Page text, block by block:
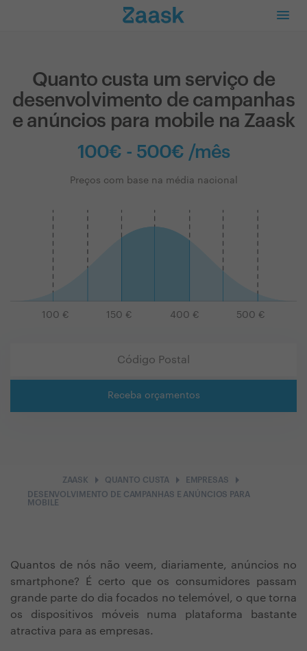
Quanto custa um serviço de
desenvolvimento de campanhas
e anúncios para mobile na Zaask
100€ - 500€ /mês
Preços com base na média nacional
100 € 150 € 400 € 500 €
Receba orçamentos
ZAASK arrow_right QUANTO CUSTA arrow_right EMPRESAS arrow_right
DESENVOLVIMENTO DE CAMPANHAS E ANÚNCIOS PARA
MOBILE
Quantos de nós não veem, diariamente, anúncios no
smartphone? É certo que os consumidores passam
grande parte do dia focados no telemóvel, o que torna
os dispositivos móveis numa plataforma bastante
atractiva para as empresas.